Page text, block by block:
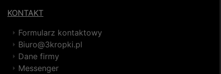
KONTAKT
Formularz kontaktowy
Biuro@3kropki.pl
Dane firmy
Messenger